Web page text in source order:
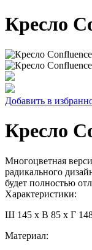
Кресло
Добавить в
Кресло
Многоцветная
радикального
будет полностью
Характеристики:
Ш 145 x В 85 x Г
Материал: